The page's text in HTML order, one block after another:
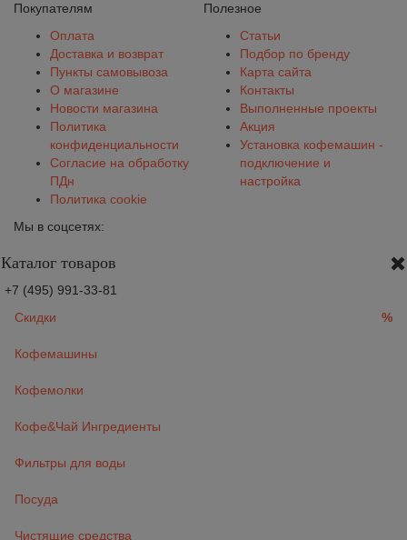
Покупателям
Оплата
Доставка и возврат
Пункты самовывоза
О магазине
Новости магазина
Политика
конфиденциальности
Согласие на обработку
ПДн
Политика cookie
Полезное
Статьи
Подбор по бренду
Карта сайта
Контакты
Выполненные проекты
Акция
Установка кофемашин -
подключение и
настройка
Мы в соцсетях:
Каталог товаров
+7 (495) 991-33-81
Скидки
%
Кофемашины
Кофемолки
Кофе&Чай Ингредиенты
Фильтры для воды
Посуда
Чистящие средства